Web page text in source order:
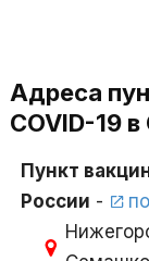
Адреса
COVID-19
Пункт
России -